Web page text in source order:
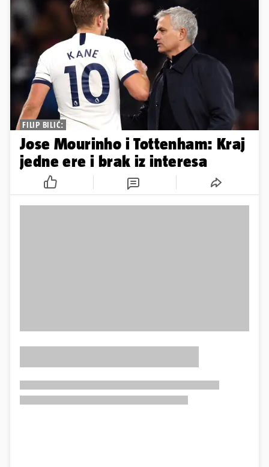
FILIP BILIĆ:
Jose Mourinho i Tottenham: Kraj
jedne ere i brak iz interesa